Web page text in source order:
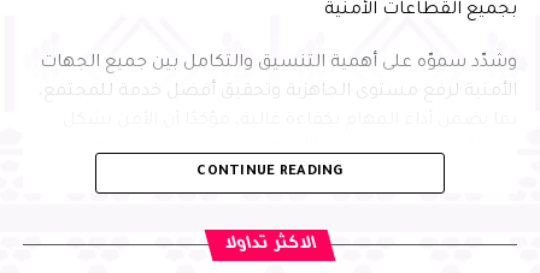
بجميع القطاعات الأمنية
وشدّد سموّه على أهمية التنسيق والتكامل بين جميع الجهات
الأمنية لرفع مستوى الجاهزية وتحقيق أفضل خدمة للمجتمع،
ركيزة أساسية لتعزيز بيئة الأعمال وجذب الاستثمارات إلى
المحافظة، بما يسهم في التنمية المستدامة
من جانبه، أعرب العرجاني عن شكره لسمو محافظ الأحساء على
توجيهاته واهتمامه ودعمه المستمر، مؤكدًا مضاعفة الجهود
CONTINUE READING
الاكثر تداولا